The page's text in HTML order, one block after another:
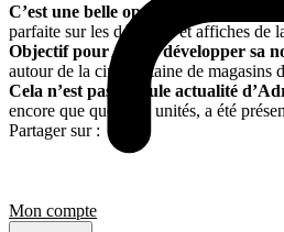
Mon compte
C’est une belle opération que prépare
parfaite sur les dépliants et affiches de
Objectif pourAtlas : développer sa
autour de la cinquantaine de magasins
Cela n’est pas la seule actualité
encore que quelques unités, a été
Partager sur :